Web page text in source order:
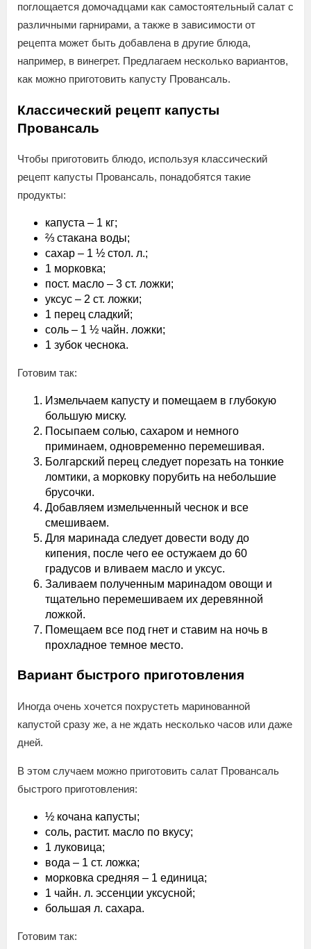
поглощается домочадцами как самостоятельный салат с
различными гарнирами, а также в зависимости от
рецепта может быть добавлена в другие блюда,
например, в винегрет. Предлагаем несколько вариантов,
как можно приготовить капусту Провансаль.
Классический рецепт капусты
Провансаль
Чтобы приготовить блюдо, используя классический
рецепт капусты Провансаль, понадобятся такие
продукты:
капуста – 1 кг;
⅔ стакана воды;
сахар – 1 ½ стол. л.;
1 морковка;
пост. масло – 3 ст. ложки;
уксус – 2 ст. ложки;
1 перец сладкий;
соль – 1 ½ чайн. ложки;
1 зубок чеснока.
Готовим так:
Измельчаем капусту и помещаем в глубокую
большую миску.
Посыпаем солью, сахаром и немного
приминаем, одновременно перемешивая.
Болгарский перец следует порезать на тонкие
ломтики, а морковку порубить на небольшие
брусочки.
Добавляем измельченный чеснок и все
смешиваем.
Для маринада следует довести воду до
кипения, после чего ее остужаем до 60
градусов и вливаем масло и уксус.
Заливаем полученным маринадом овощи и
тщательно перемешиваем их деревянной
ложкой.
Помещаем все под гнет и ставим на ночь в
прохладное темное место.
Вариант быстрого приготовления
Иногда очень хочется похрустеть маринованной
капустой сразу же, а не ждать несколько часов или даже
дней.
В этом случаем можно приготовить салат Провансаль
быстрого приготовления:
½ кочана капусты;
соль, растит. масло по вкусу;
1 луковица;
вода – 1 ст. ложка;
морковка средняя – 1 единица;
1 чайн. л. эссенции уксусной;
большая л. сахара.
Готовим так: